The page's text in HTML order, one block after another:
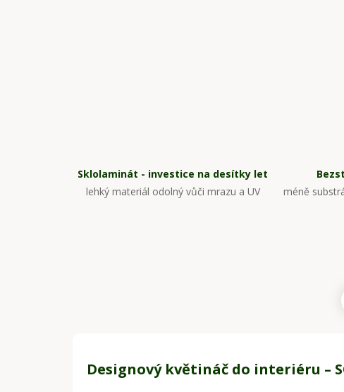
Sklolaminát - investice na desítky let
lehký materiál odolný vůči mrazu a UV
méně
Designový květináč do interiéru –